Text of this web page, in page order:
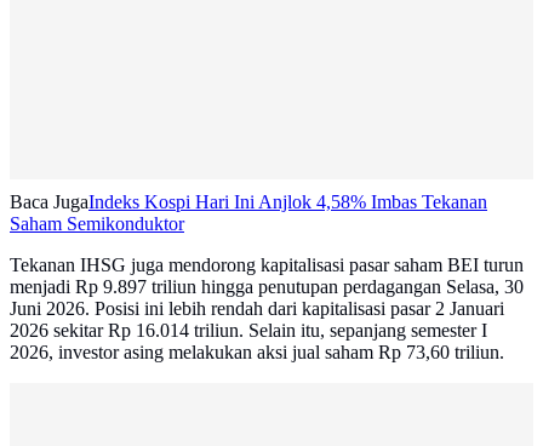
Baca JugaIndeks Kospi Hari Ini Anjlok 4,58% Imbas Tekanan
Saham Semikonduktor
Tekanan IHSG juga mendorong kapitalisasi pasar saham BEI turun
menjadi Rp 9.897 triliun hingga penutupan perdagangan Selasa, 30
Juni 2026. Posisi ini lebih rendah dari kapitalisasi pasar 2 Januari
2026 sekitar Rp 16.014 triliun. Selain itu, sepanjang semester I
2026, investor asing melakukan aksi jual saham Rp 73,60 triliun.